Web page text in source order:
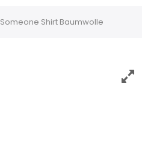
Someone Shirt Baumwolle